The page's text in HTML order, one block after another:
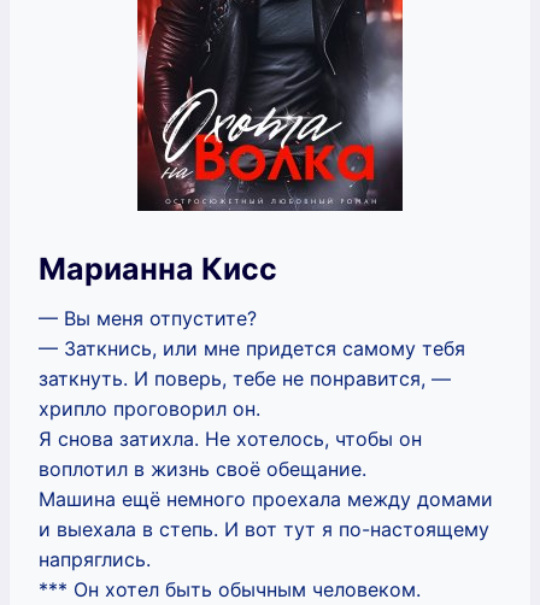
Марианна Кисс
— Вы меня отпустите?
— Заткнись, или мне придется самому тебя
заткнуть. И поверь, тебе не понравится, —
хрипло проговорил он.
Я снова затихла. Не хотелось, чтобы он
воплотил в жизнь своё обещание.
Машина ещё немного проехала между домами
и выехала в степь. И вот тут я по-настоящему
напряглись.
*** Он хотел быть обычным человеком.